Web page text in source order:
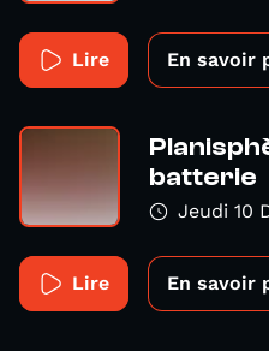
Lire En savoir
batterie
Jeudi 10
Lire En savoir